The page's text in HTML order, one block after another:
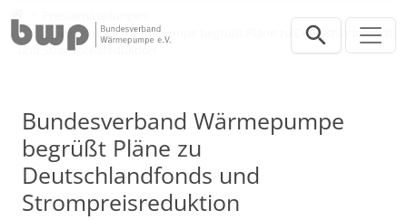
Bundesverband Wärmepumpe begrüßt Pläne zu Deutschlandfonds
und Strompreisreduktion
Bundesverband Wärmepumpe
begrüßt Pläne zu
Deutschlandfonds und
Strompreisreduktion